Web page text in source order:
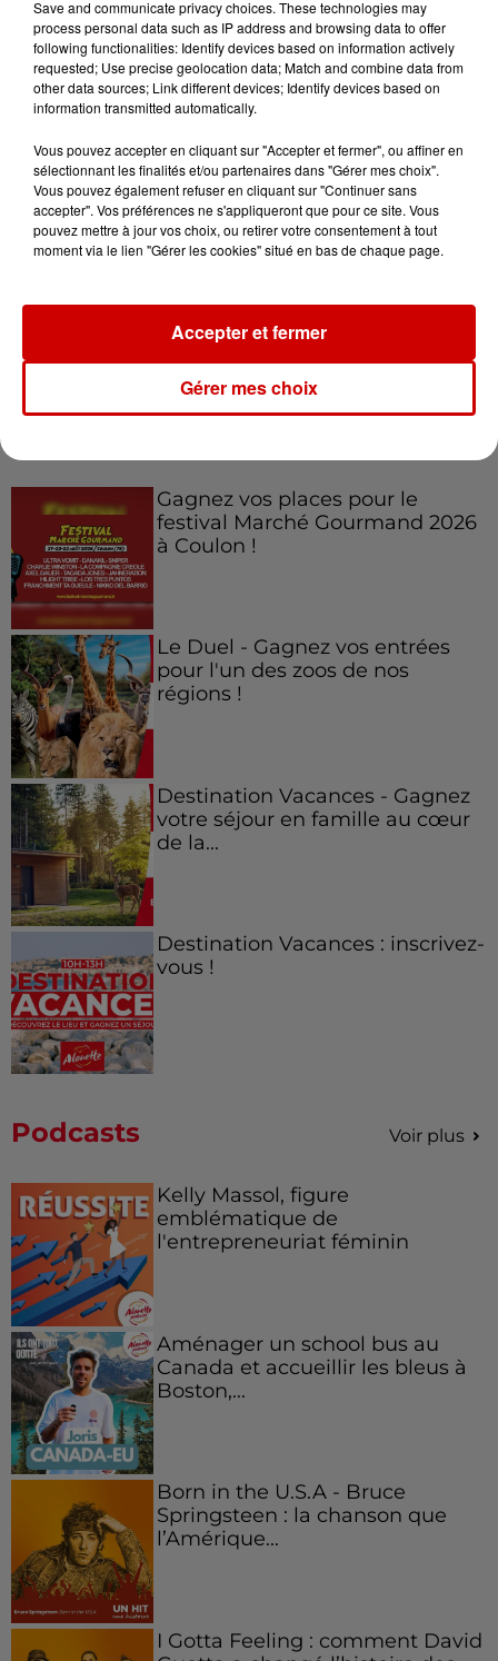
8 août 2026
Cambriolages : plus de 18 000
logements visités en juillet 2026,
en...
7 août 2026
Gagnez vos places pour le
festival Marché Gourmand 2026
à Coulon !
Le Duel - Gagnez vos entrées
pour l'un des zoos de nos
régions !
Destination Vacances - Gagnez
votre séjour en famille au cœur
de la...
Destination Vacances : inscrivez-
vous !
Podcasts Voir plus
Kelly Massol, figure
emblématique de
l'entrepreneuriat féminin
Aménager un school bus au
Canada et accueillir les bleus à
Boston,...
Born in the U.S.A - Bruce
Springsteen : la chanson que
l’Amérique...
I Gotta Feeling : comment David
Save and communicate privacy choices. These technologies may
process personal data such as IP address and browsing data to offer
following functionalities: Identify devices based on information actively
requested; Use precise geolocation data; Match and combine data from
other data sources; Link different devices; Identify devices based on
information transmitted automatically.
Vous pouvez accepter en cliquant sur "Accepter et fermer", ou affiner en
sélectionnant les finalités et/ou partenaires dans "Gérer mes choix".
Vous pouvez également refuser en cliquant sur "Continuer sans
accepter". Vos préférences ne s'appliqueront que pour ce site. Vous
pouvez mettre à jour vos choix, ou retirer votre consentement à tout
moment via le lien "Gérer les cookies" situé en bas de chaque page.
Gérer mes choix
Accepter et fermer